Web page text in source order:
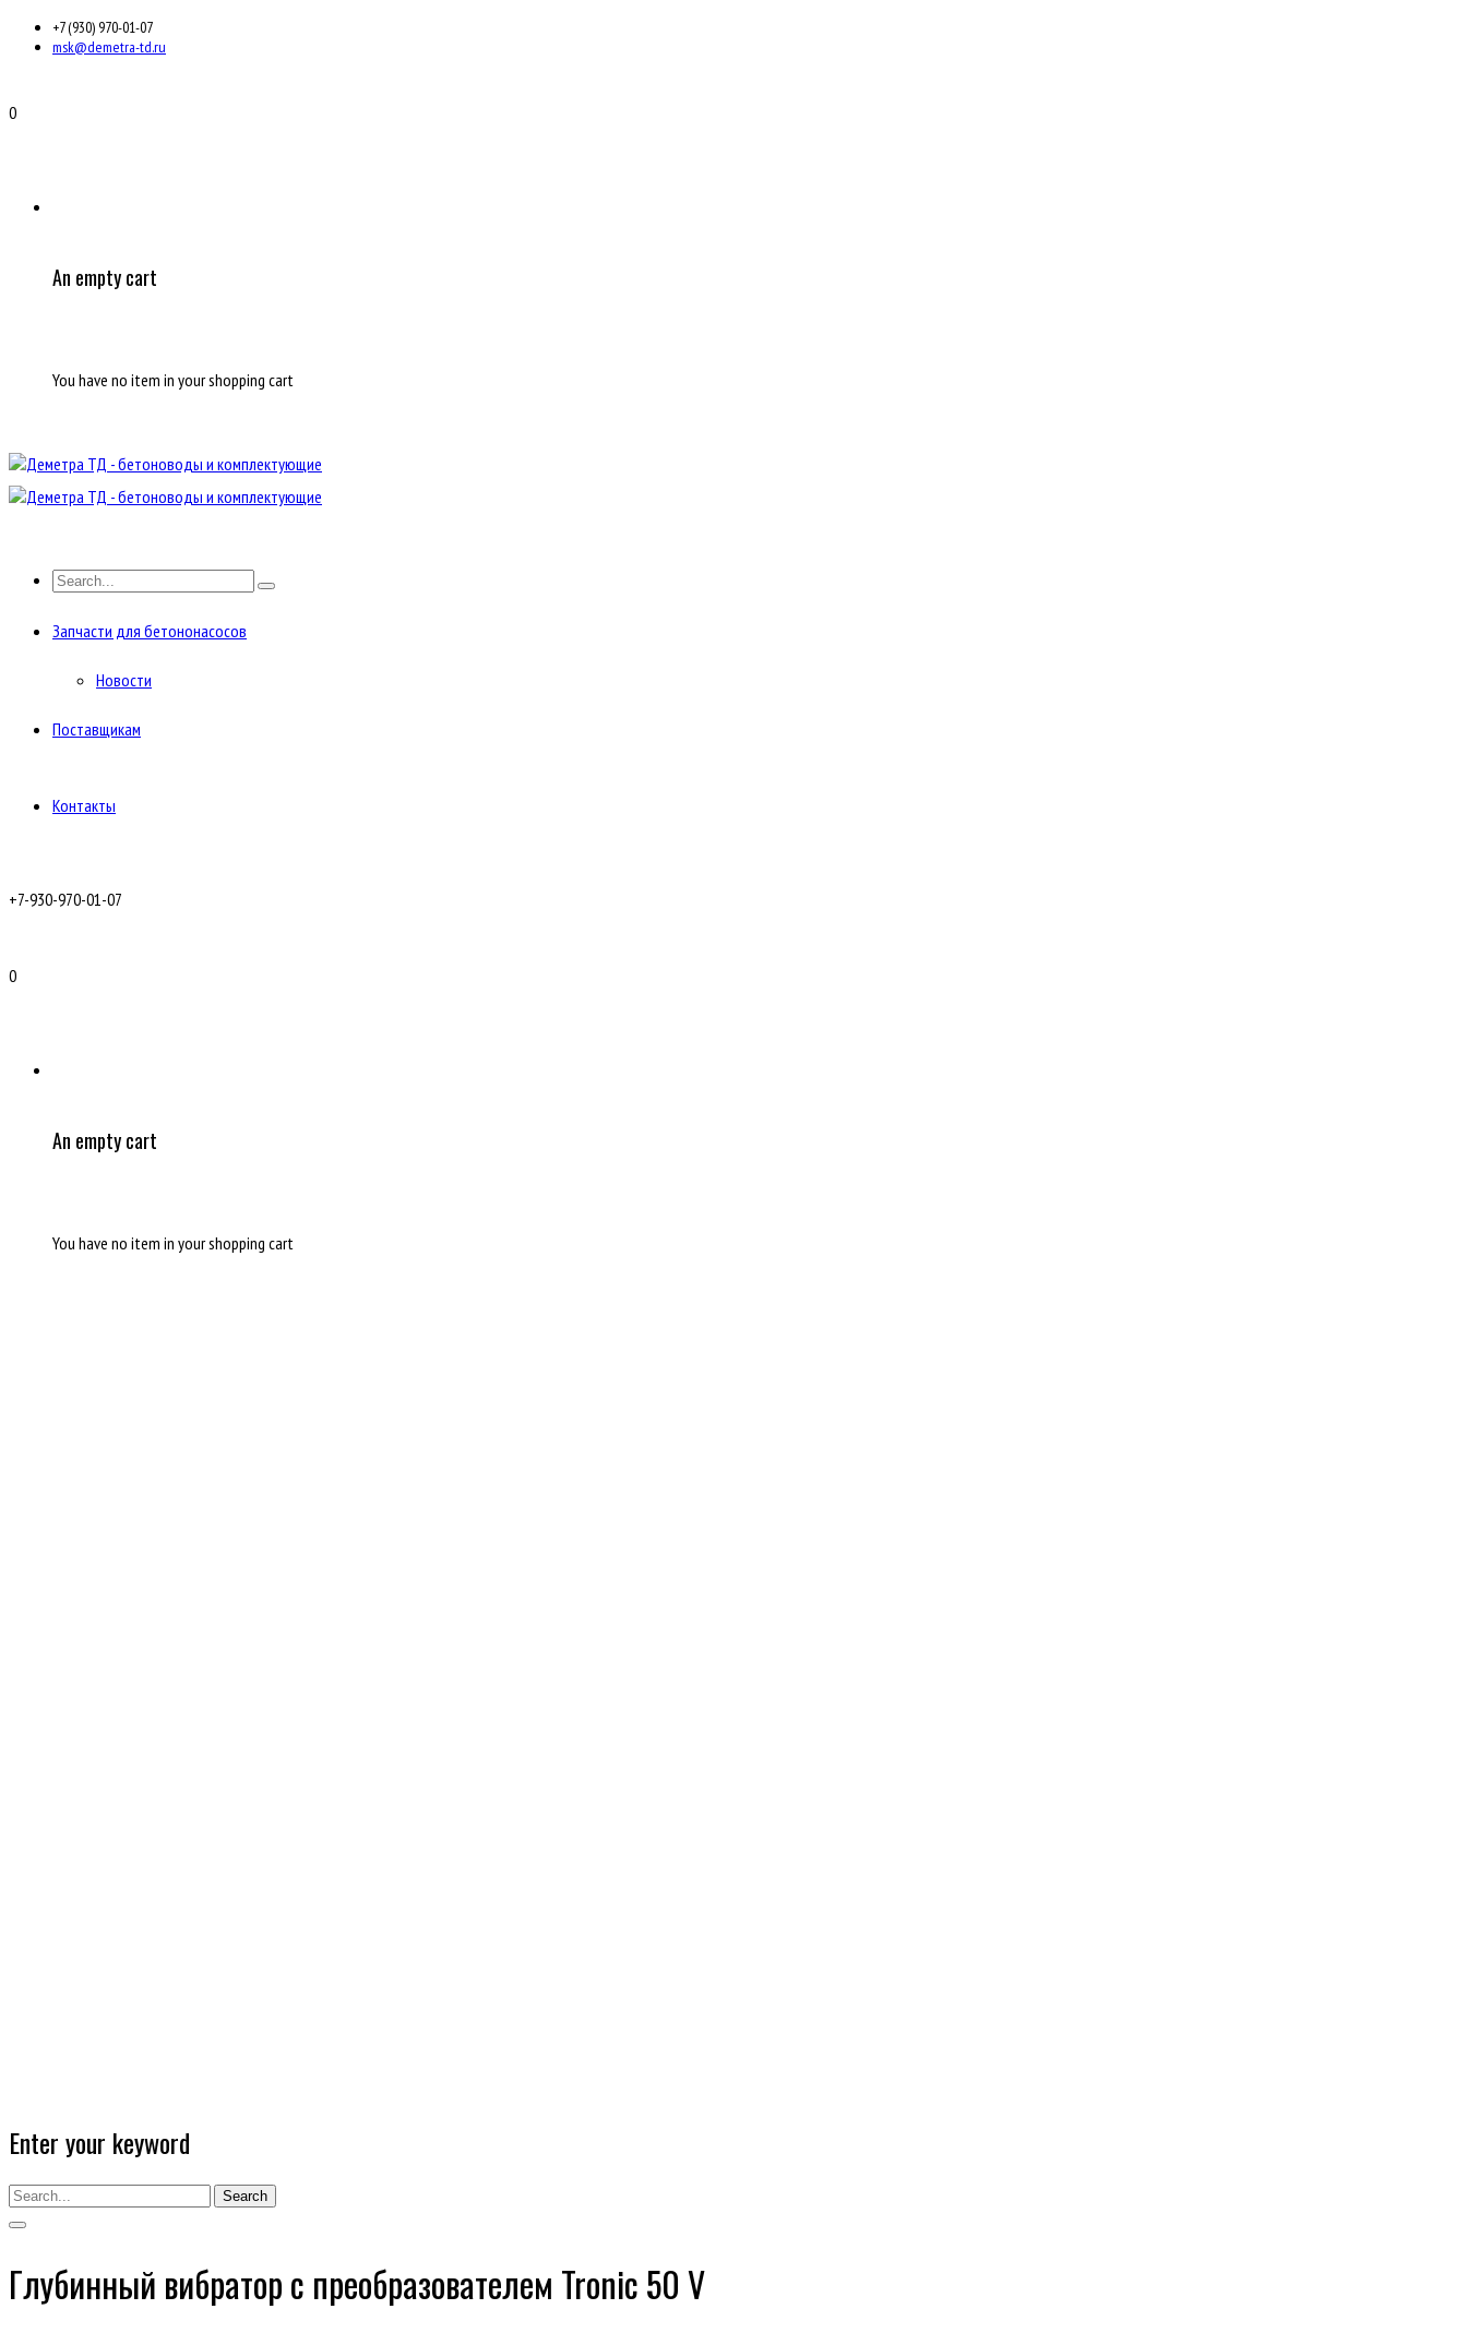
+7 (930) 970-01-07
msk@demetra-td.ru
0
An empty cart
You have no item in your shopping cart
Запчасти для бетононасосов
Новости
Поставщикам
Контакты
+7-930-970-01-07
0
An empty cart
You have no item in your shopping cart
Enter your keyword
Search
Глубинный вибратор с преобразователем Tronic 50 V